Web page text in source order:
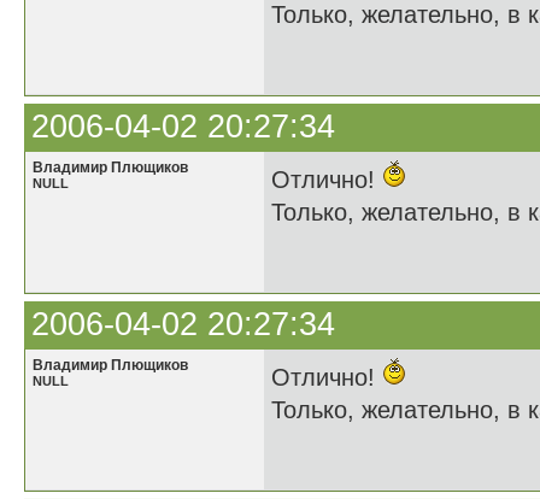
Только, желательно, в
2006-04-02 20:27:34
Владимир Плющиков
NULL
Отлично!
Только, желательно, в
2006-04-02 20:27:34
Владимир Плющиков
NULL
Отлично!
Только, желательно, в